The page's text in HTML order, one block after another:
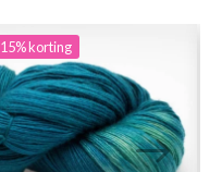
15%korting